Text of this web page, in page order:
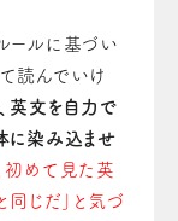
ールに基づい
読んでいけ
、英文を自力で
に染み込ませ
初めて見た英
同じだ」と気づ